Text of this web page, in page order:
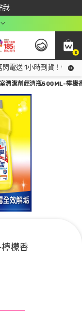
我
0
閃電送 1小時到貨！領神
清潔劑經濟瓶500ML-檸檬
檬香